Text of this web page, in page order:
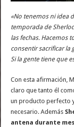
«No tenemos ni idea
temporada de
las fechas. Hacemos
consentir sacrificar la
Si la gente tiene que
Con esta afirmación,
claro que tanto él
un producto perfecto
necesario. Además
antena durante